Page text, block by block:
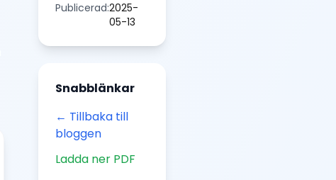
Publicerad:2025-
05-13
Snabblänkar
← Tillbaka till
bloggen
Ladda ner PDF